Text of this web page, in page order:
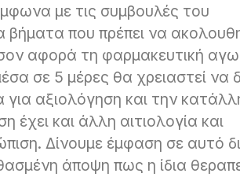
με τις συμβουλές του
βήματα που πρέπει να
αφορά τη φαρμακευτική
σε 5 μέρες θα χρειαστεί να
αξιολόγηση και την
έχει και άλλη αιτιολογία και
Δίνουμε έμφαση σε αυτό
άποψη πως η ίδια